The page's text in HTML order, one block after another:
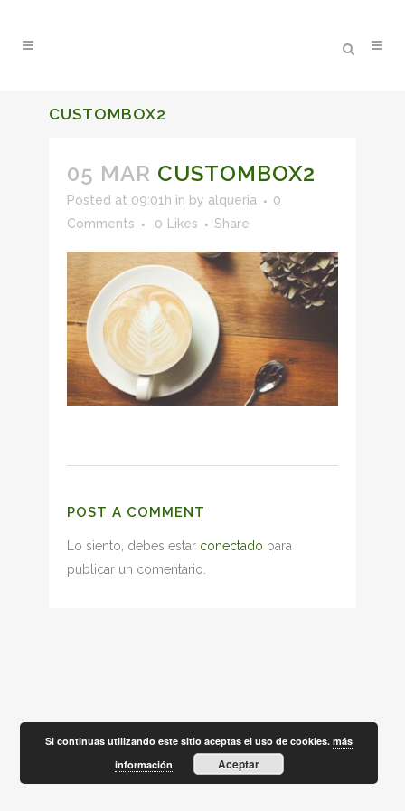
CUSTOMBOX2
05 MAR CUSTOMBOX2
Posted at 09:01h in by alqueria
0
Comments
0 Likes Share
POST A COMMENT
Lo siento, debes estar conectado para
publicar un comentario.
Si continuas utilizando este sitio aceptas el uso de cookies.más
información
Aceptar